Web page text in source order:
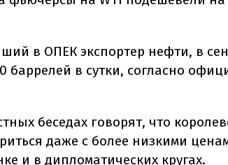
в ОПЕК экспортер нефти, в
баррелей в сутки, согласно
беседах говорят, что
даже с более низкими
и в дипломатических кругах.